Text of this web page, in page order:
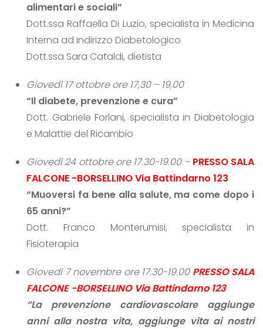
alimentari e sociali”
Dott.ssa Raffaella Di Luzio, specialista in Medicina
Interna ad indirizzo Diabetologico
Dott.ssa Sara Cataldi, dietista
Giovedì 17 ottobre ore 17,30 – 19,00
“Il diabete, prevenzione e cura”
Dott. Gabriele Forlani, specialista in Diabetologia
e Malattie del Ricambio
Giovedì 24 ottobre ore 17.30-19.00 – PRESSO SALA
FALCONE -BORSELLINO Via Battindarno 123
“Muoversi fa bene alla salute, ma come dopo i
65 anni?”
Dott. Franco Monterumisi, specialista in
Fisioterapia
Giovedì 7 novembre ore 17.30-19.00 PRESSO SALA
FALCONE -BORSELLINO Via Battindarno 123
“La prevenzione cardiovascolare aggiunge
anni alla nostra vita, aggiunge vita ai nostri